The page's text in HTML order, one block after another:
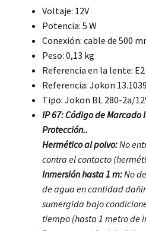
Voltaje: 12V
Potencia: 5 W
Conexión: cable de 500
Peso: 0,13 kg
Referencia en la lente:
Referencia: Jokon
Tipo: Jokon BL 280-2a/
IP 67: Código de Marcado
Protección..
Hermético al polvo:No
contra el contacto
Inmersión hasta 1 m:No
de agua en cantidad
sumergida bajo
tiempo (hasta 1 metro de